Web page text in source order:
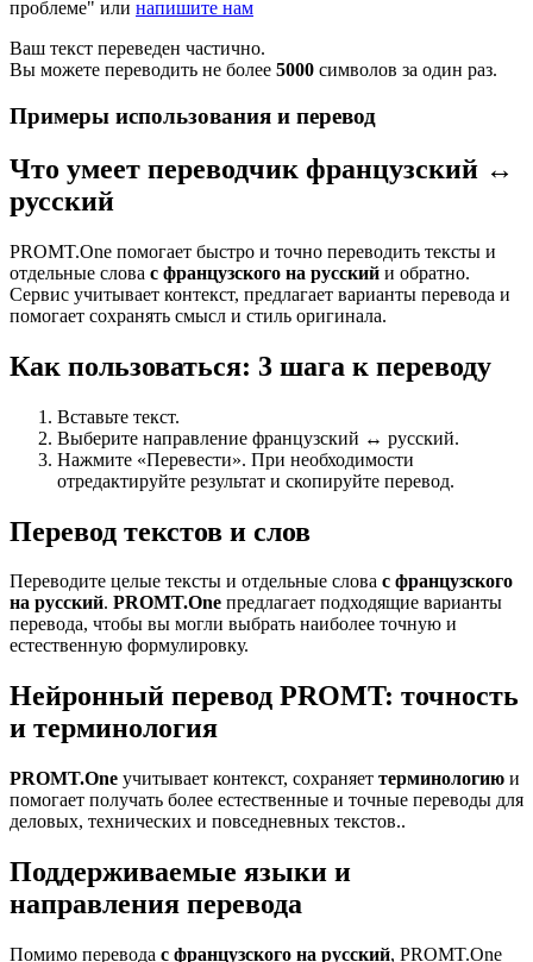
проблеме" или напишите нам
Ваш текст переведен частично.
Вы можете переводить не более 5000 символов за один раз.
Примеры использования и перевод
Что умеет переводчик французский ↔
русский
PROMT.One помогает быстро и точно переводить тексты и
отдельные слова с французского на русский и обратно.
Сервис учитывает контекст, предлагает варианты перевода и
помогает сохранять смысл и стиль оригинала.
Как пользоваться: 3 шага к переводу
Вставьте текст.
Выберите направление французский ↔ русский.
Нажмите «Перевести». При необходимости
отредактируйте результат и скопируйте перевод.
Перевод текстов и слов
Переводите целые тексты и отдельные слова с французского
на русский. PROMT.One предлагает подходящие варианты
перевода, чтобы вы могли выбрать наиболее точную и
естественную формулировку.
Нейронный перевод PROMT: точность
и терминология
PROMT.One учитывает контекст, сохраняет терминологию и
помогает получать более естественные и точные переводы для
деловых, технических и повседневных текстов..
Поддерживаемые языки и
направления перевода
Помимо перевода с французского на русский, PROMT.One